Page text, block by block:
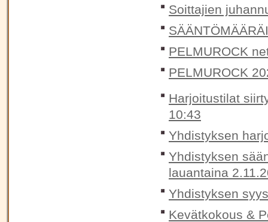
Soittajien
PELMUROCK
PELMUROCK
Harjoitustilat
10:43
Yhdistyksen
Yhdistyksen
lauantaina
Yhdistyksen
Kevätkokous &